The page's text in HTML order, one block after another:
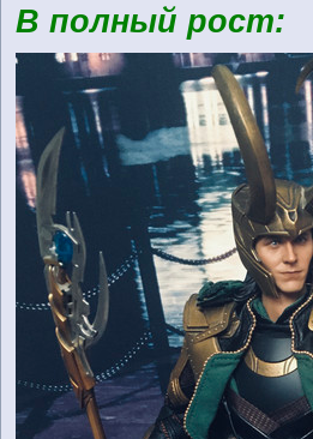
В полный рост: